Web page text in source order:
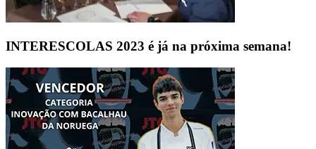
INTERESCOLAS 2023 é já na próxima semana!